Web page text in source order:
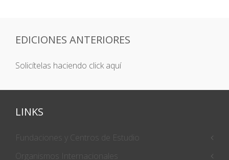
EDICIONES ANTERIORES
Solicítelas haciendo click aquí
LINKS
Fundaciones y Centros de Estudio
Organismos Internacionales